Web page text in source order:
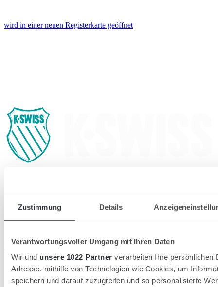
Zustimmung Details
Verantwortungsvoller Umgang mit Ihren Daten
Wir und unsere 1022 Partner verarbeiten Ihre persönlichen
Adresse, mithilfe von Technologien wie Cookies, um
speichern und darauf zuzugreifen und so personalisierte
wird in einer neuen Registerkarte geöffnet
wird in einer neuen Registerkarte geöffnet